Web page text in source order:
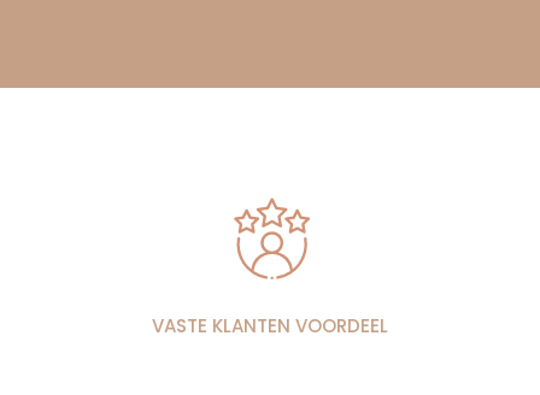
VASTE KLANTEN VOORDEEL